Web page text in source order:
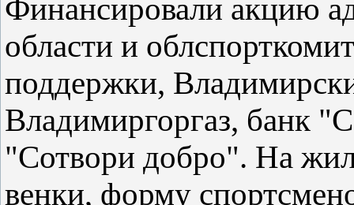
Финансировали акцию
области и
поддержки,
Владимиргоргаз, банк
"Сотвори добро". На
венки, форму